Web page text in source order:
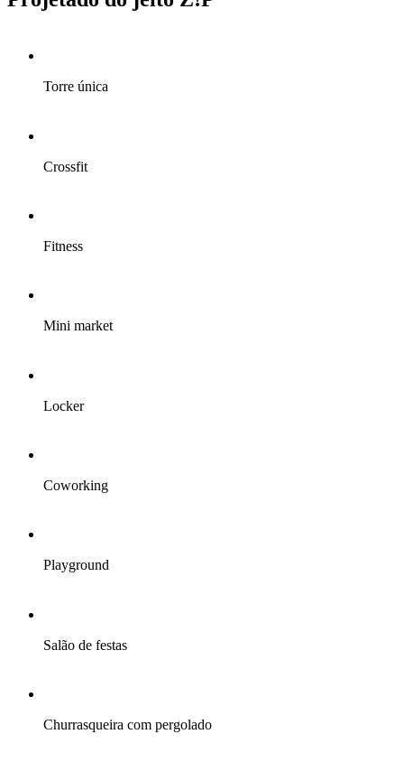
Torre única
Crossfit
Fitness
Mini market
Locker
Coworking
Playground
Salão de festas
Churrasqueira com pergolado